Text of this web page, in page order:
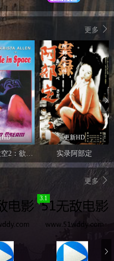
更多
HD
艾曼纽在太空2：欲望世界
更新HD
实录阿部定
更多
3.1